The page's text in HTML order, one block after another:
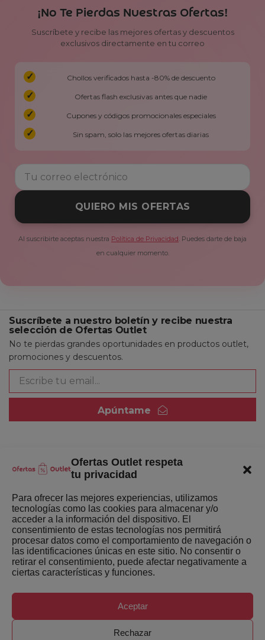
Ofertas Outlet respeta
tu privacidad
Para ofrecer las mejores experiencias, utilizamos
tecnologías como las cookies para almacenar y/o
acceder a la información del dispositivo. El
consentimiento de estas tecnologías nos permitirá
procesar datos como el comportamiento de navegación o
las identificaciones únicas en este sitio. No consentir o
retirar el consentimiento, puede afectar negativamente a
ciertas características y funciones.
Aceptar
Rechazar
¡No Te Pierdas Nuestras Ofertas!
Suscríbete y recibe las mejores ofertas y descuentos
exclusivos directamente en tu correo
Chollos verificados hasta -80% de descuento
Ofertas flash exclusivas antes que nadie
Cupones y códigos promocionales especiales
Sin spam, solo las mejores ofertas diarias
QUIERO MIS OFERTAS
Al suscribirte aceptas nuestra Política de Privacidad . Puedes darte de baja
en cualquier momento.
Suscríbete a nuestro boletín y recibe nuestra
selección de Ofertas Outlet
No te pierdas grandes oportunidades en productos outlet,
promociones y descuentos.
Apúntame
Quienes somos
Últimas Novedades
Mejores ofertas de la semana
Ofertas-Outlet.com. Todos los derechos